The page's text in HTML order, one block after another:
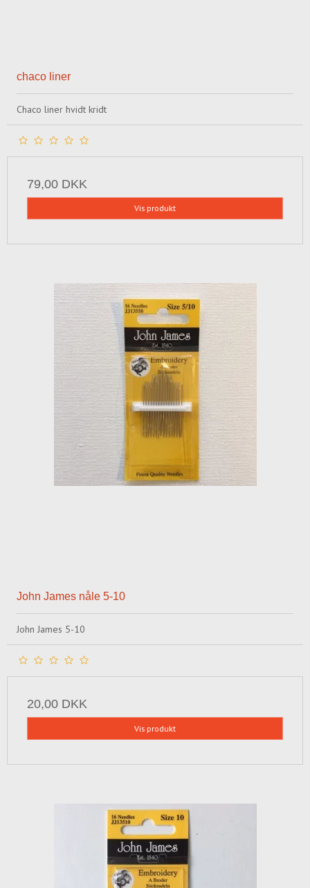
chaco liner
Chaco liner hvidt kridt
79,00 DKK
Vis produkt
John James nåle 5-10
John James 5-10
20,00 DKK
Vis produkt